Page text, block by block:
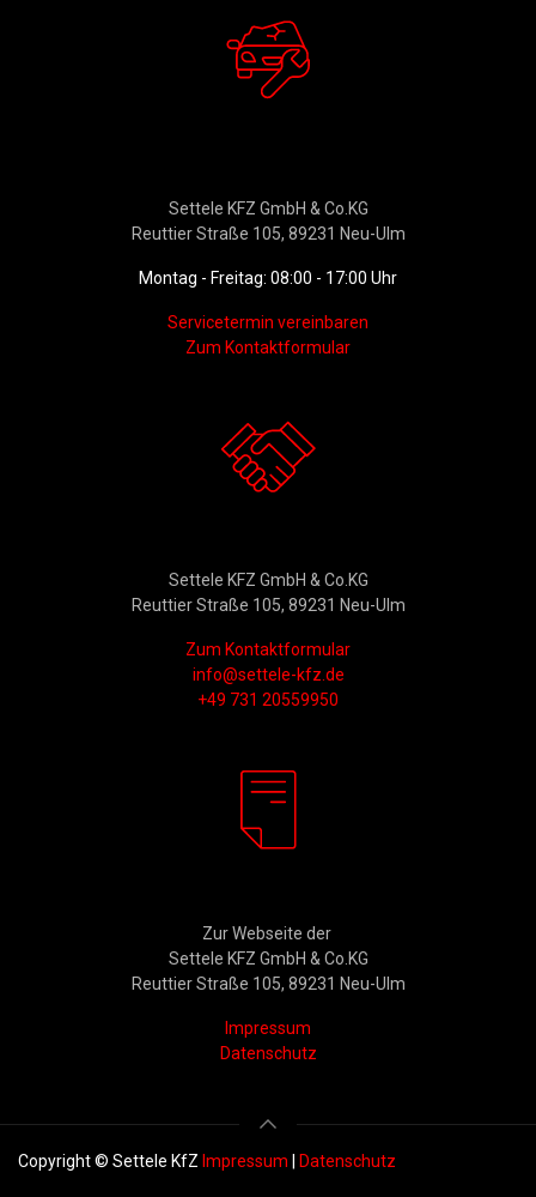
Settele KFZ GmbH & Co.KG
Reuttier Straße 105, 89231 Neu-Ulm
Montag - Freitag: 08:00 - 17:00 Uhr
Servicetermin vereinbaren
Zum Kontaktformular
Settele KFZ GmbH & Co.KG
Reuttier Straße 105, 89231 Neu-Ulm
Zum Kontaktformular
info@settele-kfz.de
+49 731 20559950
Zur Webseite der
Settele KFZ GmbH & Co.KG
Reuttier Straße 105, 89231 Neu-Ulm
Impressum
Datenschutz
Copyright © Settele KfZ Impressum Datenschutz